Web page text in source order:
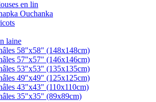
en lin
Ouchanka
laine
58"x58" (148x148cm)
57"x57" (146x146cm)
53"x53" (135x135cm)
49"x49" (125x125cm)
43"x43" (110x110cm)
35"x35" (89x89cm)